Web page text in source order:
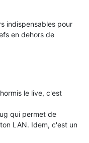
indispensables pour
en dehors de
le live, c'est
qui permet de
LAN. Idem, c'est un